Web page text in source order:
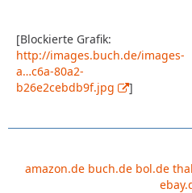
[Blockierte Grafik:
http://images.buch.de/images-
a…c6a-80a2-
b26e2cebdb9f.jpg
]
amazon.de buch.de bol.de